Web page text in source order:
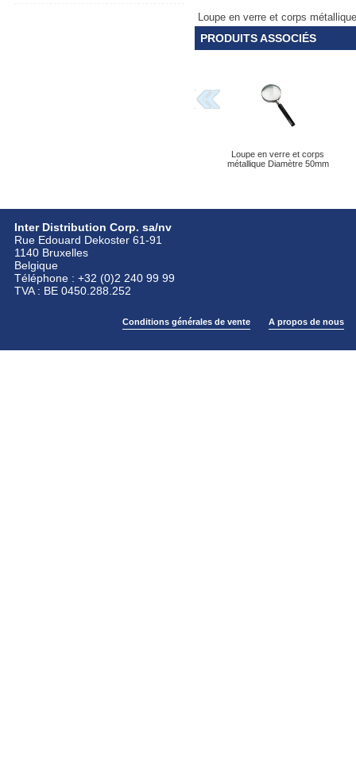
Loupe en verre et corps
PRODUITS ASSOCIÉS
Loupe en verre et corps
métallique Diamètre 50mm
Inter Distribution Corp. sa/nv
Rue Edouard Dekoster 61-91
1140 Bruxelles
Belgique
Téléphone : +32 (0)2 240 99 99
TVA : BE 0450.288.252
Conditions générales de vente A propos de nous